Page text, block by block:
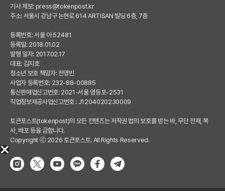
기사 제보: press@tokenpost.kr
주소: 서울시 강남구 논현로 614 ARTISAN 빌딩 6층, 7층
등록번호: 서울 아 52481
등록일: 2018.01.02
발행 일자: 2017.02.17
대표: 김지호
청소년 보호 책임자: 전영빈
사업자 등록번호: 232-88-00885
통신판매업신고번호: 2021-서울 영등포-2531
직업정보제공사업신고번호 : J1204020230009
토큰포스트(tokenpost)의 모든 컨텐츠는 저작권 법의 보호를 받는 바, 무단 전재, 복
사, 배포 등을 금합니다.
Copyright ⓒ 2026 토큰포스트. All Rights Reserved.